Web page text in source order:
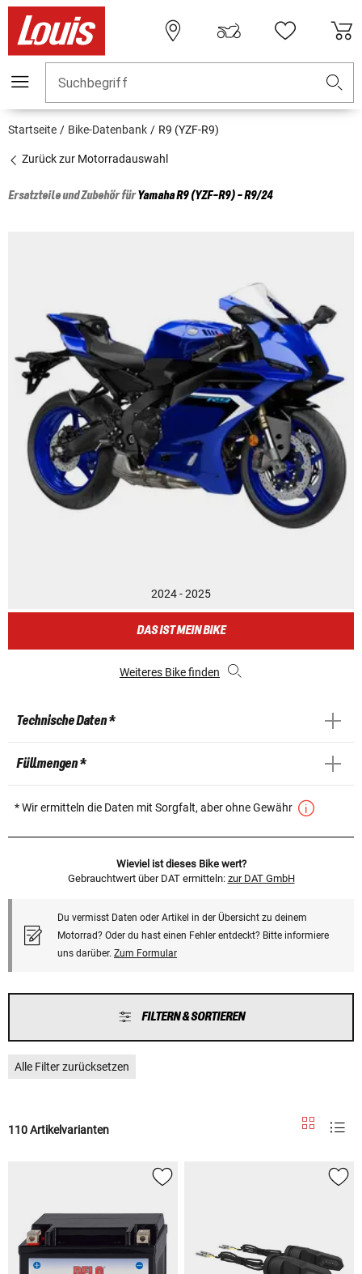
Suchbegriff
Startseite Bike-Datenbank R9 (YZF-R9)
Zurück zur Motorradauswahl
Ersatzteile und Zubehör fürYamahaR9 (YZF-R9) - R9/24
2024 - 2025
DAS IST MEIN BIKE
Weiteres Bike finden
Technische Daten *
Füllmengen *
* Wir ermitteln die Daten mit Sorgfalt, aber ohne Gewähr
Wieviel ist dieses Bike wert?
Gebrauchtwert über DAT ermitteln: zur DAT GmbH
Du vermisst Daten oder Artikel in der Übersicht zu deinem
Motorrad? Oder du hast einen Fehler entdeckt? Bitte informiere
uns darüber. Zum Formular
FILTERN & SORTIEREN
Alle Filter zurücksetzen
110 Artikelvarianten